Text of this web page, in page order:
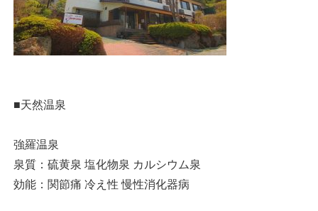
■天然温泉
強羅温泉
泉質：硫黄泉 塩化物泉 カルシウム泉
効能：関節痛 冷え性 慢性消化器病